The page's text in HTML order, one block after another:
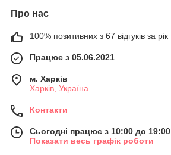
Про нас
100% позитивних з 67 відгуків за рік
Працює з 05.06.2021
м. Харків
Харків, Україна
Контакти
Сьогодні працює з 10:00 до 19:00
Показати весь графік роботи